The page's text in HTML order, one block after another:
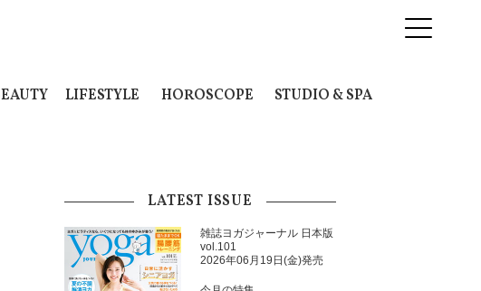
LIFESTYLE HOROSCOPE STUDIO & SPA
LATEST ISSUE
雑誌ヨガジャーナル 日本版
vol.101
2026年06月19日(金)発売